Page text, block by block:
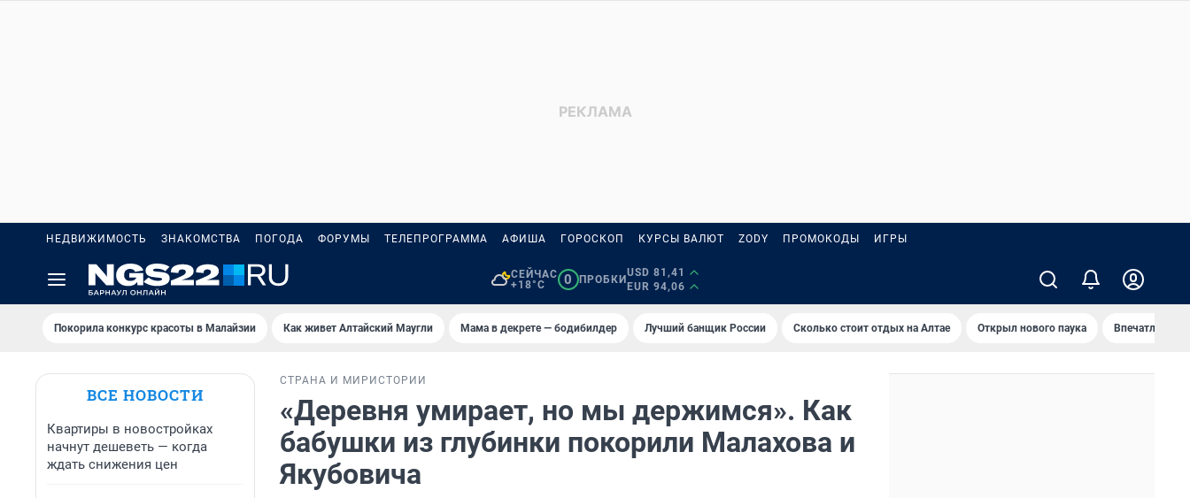
НЕДВИЖИМОСТЬ ЗНАКОМСТВА ПОГОДА ФОРУМЫ ТЕЛЕПРОГРАММА АФИША ГОРОСКОП КУРСЫ ВАЛЮТ ZODY ПРОМОКОДЫ ИГРЫ
СЕЙЧАС
+18°C
0 ПРОБКИ
USD 81,41
EUR 94,06
Покорила конкурс красоты в Малайзии Как живет Алтайский Маугли Мама в декрете — бодибилдер Лучший банщик России Сколько стоит отдых на Алтае Открыл нового паука Впечатления
ВСЕ НОВОСТИ
Квартиры в новостройках
начнут дешеветь — когда
ждать снижения цен
СТРАНА И МИР ИСТОРИИ
«Деревня умирает, но мы держимся». Как
бабушки из глубинки покорили Малахова и
Якубовича